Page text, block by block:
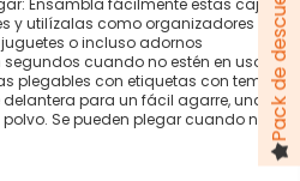
Ensambla fácilmente estas cajas
y utilízalas como organizadores
o incluso adornos
cuando no estén en uso.
plegables con etiquetas con temas
para un fácil agarre, una
Se pueden plegar cuando no